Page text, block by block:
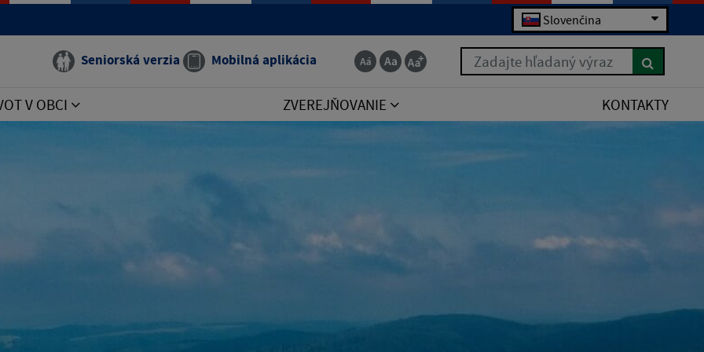
Slovenčina
Seniorská verzia Mobilná aplikácia Zadajte hľadaný výraz
V OBCI ZVEREJŇOVANIE KONTAKTY